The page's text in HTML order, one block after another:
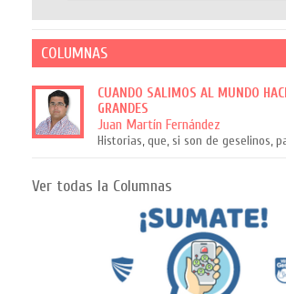
COLUMNAS
CUANDO SALIMOS AL MUNDO
GRANDES
Juan Martín Fernández
Historias, que, si son de geselinos,
Ver todas la Columnas